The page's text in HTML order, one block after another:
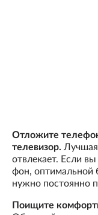
Отложите
телевизор. Лучшая
отвлекает. Если
фон, оптимальной
нужно постоянно
Поищите